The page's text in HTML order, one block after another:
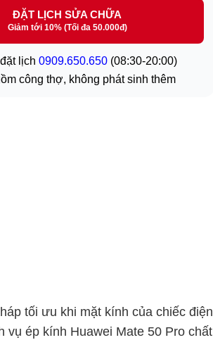
ĐẶT LỊCH SỬA CHỮA
Giảm tới 10% (Tối đa 50.000đ)
lịch0909.650.650 (08:30-20:00)
công thợ, không phát sinh thêm
tối ưu khi mặt kính của chiếc điện
ép kính Huawei Mate 50 Pro chất